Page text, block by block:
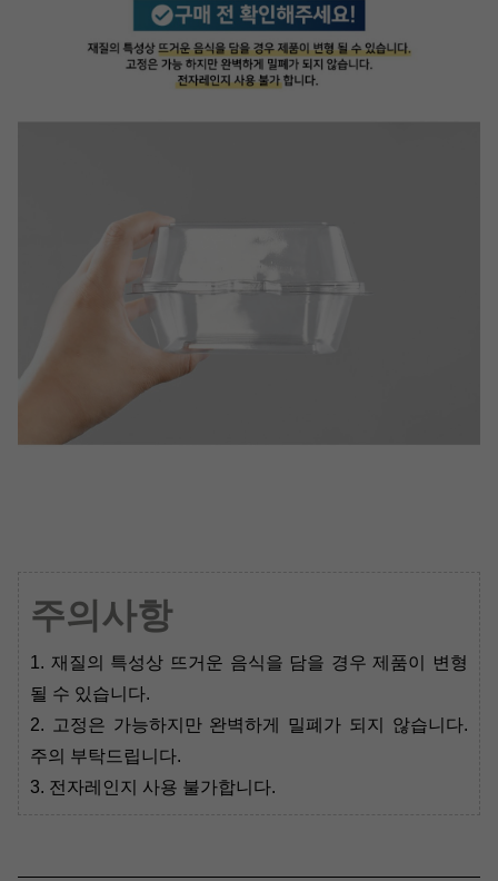
주의사항
1. 재질의 특성상 뜨거운 음식을 담을 경우 제품이 변형
될 수 있습니다.
2. 고정은 가능하지만 완벽하게 밀폐가 되지 않습니다.
주의 부탁드립니다.
3. 전자레인지 사용 불가합니다.